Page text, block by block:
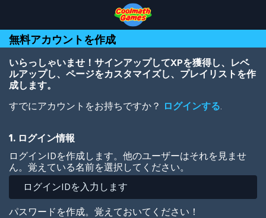
Top
of
Page
Navigation
Main
Content
Footer
ン
コ
ン
移
無料アカウントを作成
いらっしゃいませ！サインアップしてXPを獲得し、レベ
ルアップし、ページをカスタマイズし、プレイリストを作
成します。
すでにアカウントをお持ちですか？ ログインする.
1. ログイン情報
ログインIDを作成します。他のユーザーはそれを見ませ
ん。覚えている名前を選択してください。
パスワードを作成。覚えておいてください！